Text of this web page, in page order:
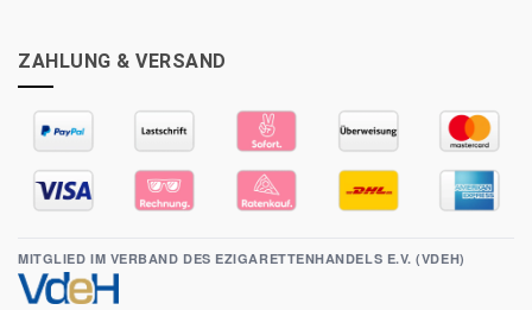
ZAHLUNG & VERSAND
MITGLIED IM VERBAND DES EZIGARETTENHANDELS E.V. (VDEH)